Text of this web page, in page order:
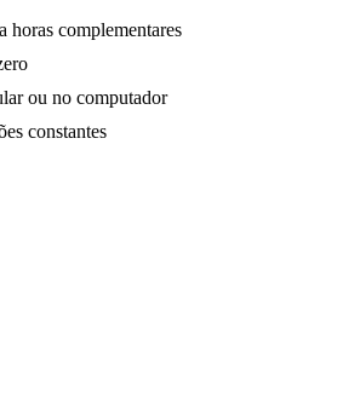
horas complementares
ou no computador
constantes